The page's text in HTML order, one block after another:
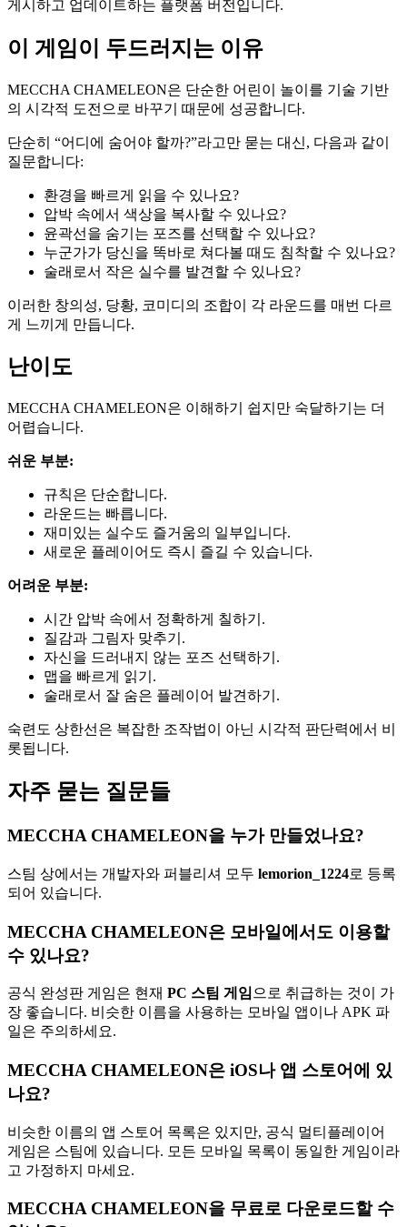
게시하고 업데이트하는 플랫폼 버전입니다.
이 게임이 두드러지는 이유
MECCHA CHAMELEON은 단순한 어린이 놀이를 기술 기반
의 시각적 도전으로 바꾸기 때문에 성공합니다.
단순히 “어디에 숨어야 할까?”라고만 묻는 대신, 다음과 같이
질문합니다:
환경을 빠르게 읽을 수 있나요?
압박 속에서 색상을 복사할 수 있나요?
윤곽선을 숨기는 포즈를 선택할 수 있나요?
누군가가 당신을 똑바로 쳐다볼 때도 침착할 수 있나요?
술래로서 작은 실수를 발견할 수 있나요?
이러한 창의성, 당황, 코미디의 조합이 각 라운드를 매번 다르
게 느끼게 만듭니다.
난이도
MECCHA CHAMELEON은 이해하기 쉽지만 숙달하기는 더
어렵습니다.
쉬운 부분:
규칙은 단순합니다.
라운드는 빠릅니다.
재미있는 실수도 즐거움의 일부입니다.
새로운 플레이어도 즉시 즐길 수 있습니다.
어려운 부분:
시간 압박 속에서 정확하게 칠하기.
질감과 그림자 맞추기.
자신을 드러내지 않는 포즈 선택하기.
맵을 빠르게 읽기.
술래로서 잘 숨은 플레이어 발견하기.
숙련도 상한선은 복잡한 조작법이 아닌 시각적 판단력에서 비
롯됩니다.
자주 묻는 질문들
MECCHA CHAMELEON을 누가 만들었나요?
스팀 상에서는 개발자와 퍼블리셔 모두 lemorion_1224로 등록
되어 있습니다.
MECCHA CHAMELEON은 모바일에서도 이용할
수 있나요?
공식 완성판 게임은 현재 PC 스팀 게임 으로 취급하는 것이 가
장 좋습니다. 비슷한 이름을 사용하는 모바일 앱이나 APK 파
일은 주의하세요.
MECCHA CHAMELEON은 iOS나 앱 스토어에 있
나요?
비슷한 이름의 앱 스토어 목록은 있지만, 공식 멀티플레이어
게임은 스팀에 있습니다. 모든 모바일 목록이 동일한 게임이라
고 가정하지 마세요.
MECCHA CHAMELEON을 무료로 다운로드할 수